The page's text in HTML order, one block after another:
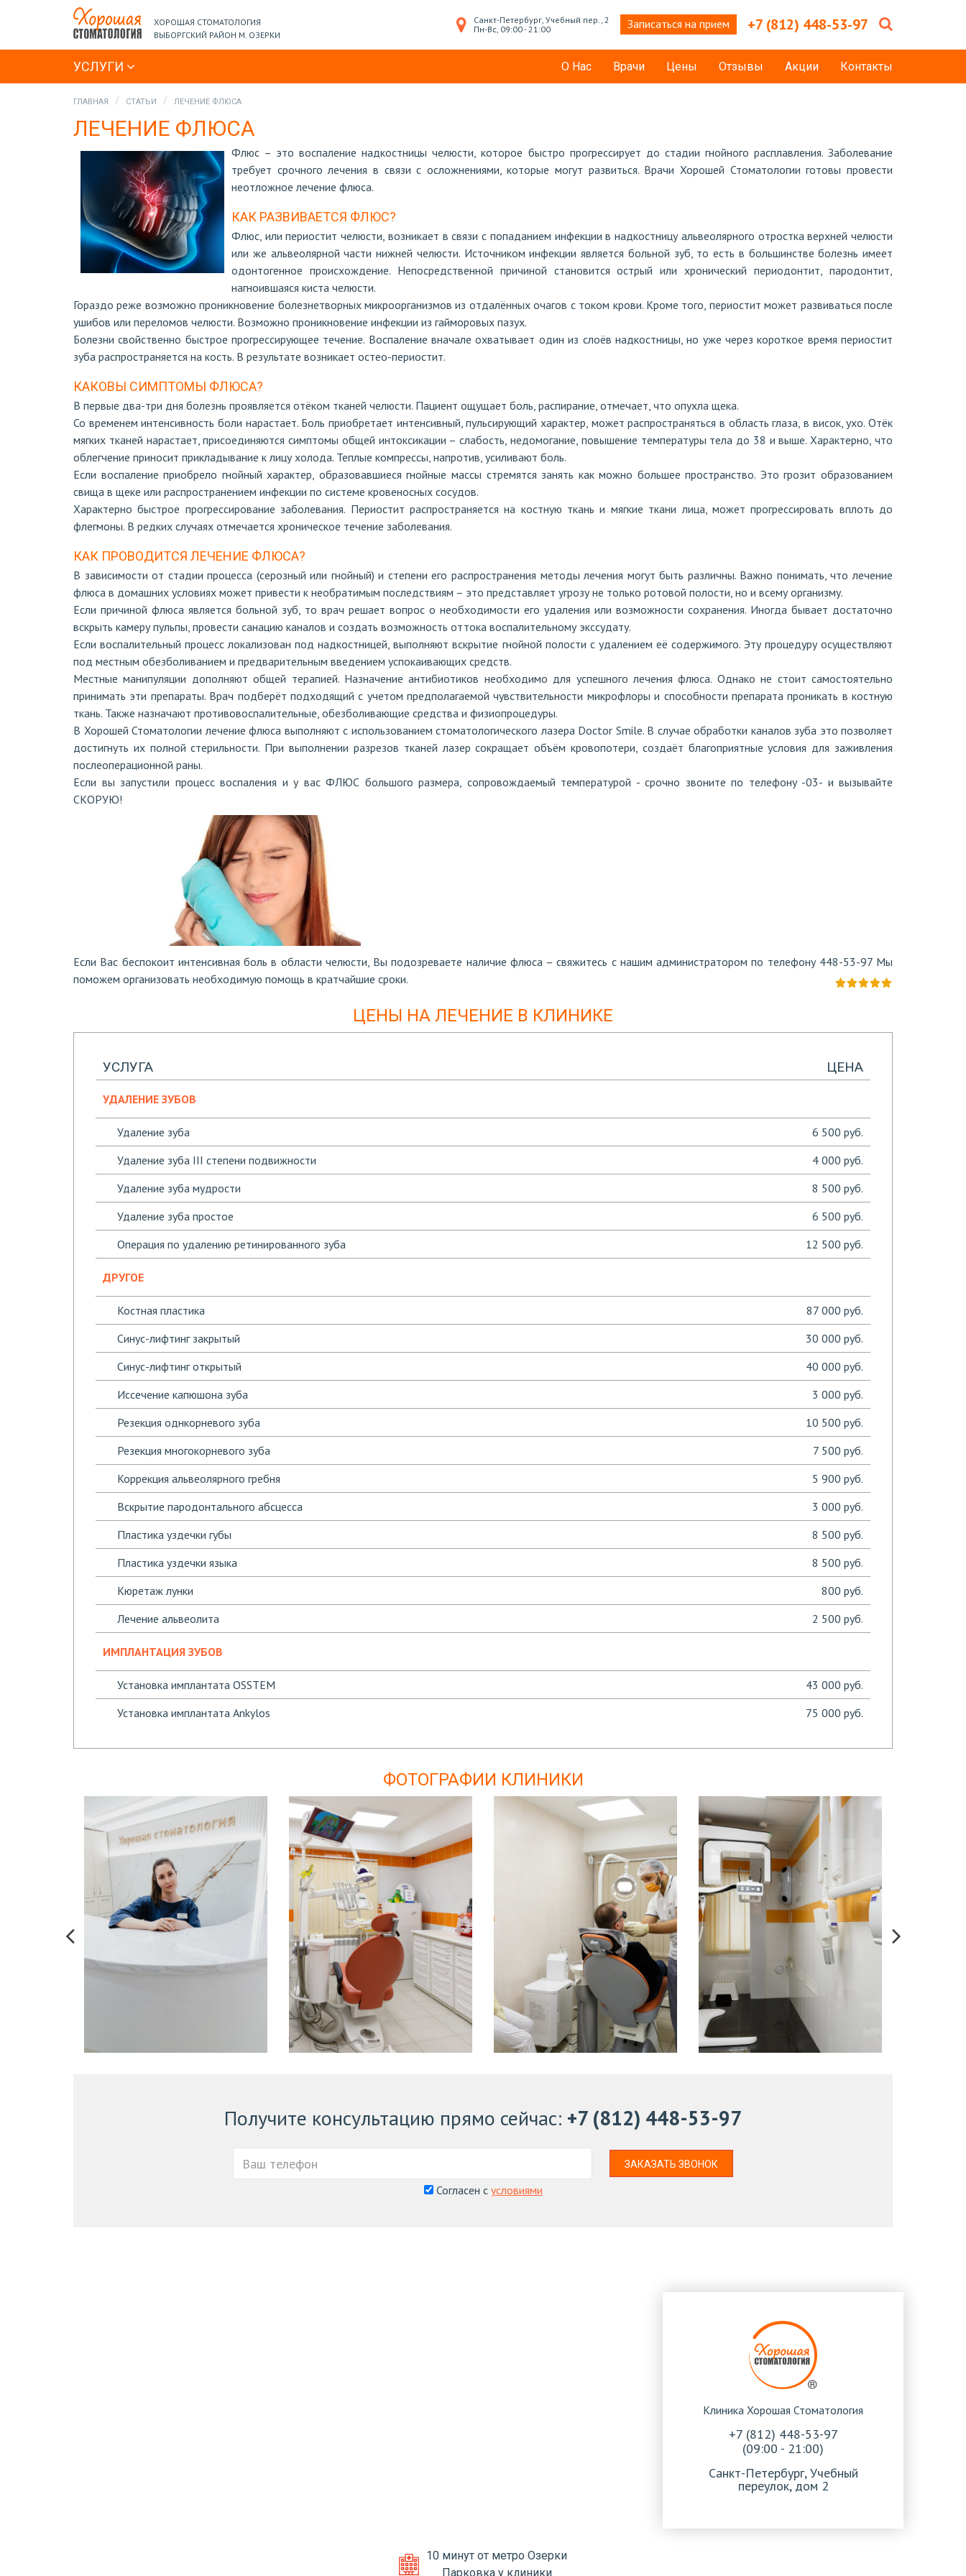
ХОРОШАЯ СТОМАТОЛОГИЯ
ВЫБОРГСКИЙ РАЙОН М. ОЗЕРКИ
Санкт-Петербург, Учебный пер., 2
Пн-Вс, 09:00 - 21:00
Записаться на прием +7 (812) 448-53-97
УСЛУГИ О Нас Врачи Цены Отзывы Акции Контакты
ГЛАВНАЯ СТАТЬИ ЛЕЧЕНИЕ ФЛЮСА
ЛЕЧЕНИЕ ФЛЮСА
Флюс – это воспаление надкостницы челюсти, которое быстро прогрессирует до стадии гнойного расплавления. Заболевание
требует срочного лечения в связи с осложнениями, которые могут развиться. Врачи Хорошей Стоматологии готовы провести
неотложное лечение флюса.
КАК РАЗВИВАЕТСЯ ФЛЮС?
Флюс, или периостит челюсти, возникает в связи с попаданием инфекции в надкостницу альвеолярного отростка верхней челюсти
или же альвеолярной части нижней челюсти. Источником инфекции является больной зуб, то есть в большинстве болезнь имеет
одонтогенное происхождение. Непосредственной причиной становится острый или хронический периодонтит, пародонтит,
нагноившаяся киста челюсти.
Гораздо реже возможно проникновение болезнетворных микроорганизмов из отдалённых очагов с током крови. Кроме того, периостит может развиваться после
ушибов или переломов челюсти. Возможно проникновение инфекции из гайморовых пазух.
Болезни свойственно быстрое прогрессирующее течение. Воспаление вначале охватывает один из слоёв надкостницы, но уже через короткое время периостит
зуба распространяется на кость. В результате возникает остео-периостит.
КАКОВЫ СИМПТОМЫ ФЛЮСА?
В первые два-три дня болезнь проявляется отёком тканей челюсти. Пациент ощущает боль, распирание, отмечает, что опухла щека.
Со временем интенсивность боли нарастает. Боль приобретает интенсивный, пульсирующий характер, может распространяться в область глаза, в висок, ухо. Отёк
мягких тканей нарастает, присоединяются симптомы общей интоксикации – слабость, недомогание, повышение температуры тела до 38 и выше. Характерно, что
облегчение приносит прикладывание к лицу холода. Теплые компрессы, напротив, усиливают боль.
Если воспаление приобрело гнойный характер, образовавшиеся гнойные массы стремятся занять как можно большее пространство. Это грозит образованием
свища в щеке или распространением инфекции по системе кровеносных сосудов.
Характерно быстрое прогрессирование заболевания. Периостит распространяется на костную ткань и мягкие ткани лица, может прогрессировать вплоть до
флегмоны. В редких случаях отмечается хроническое течение заболевания.
КАК ПРОВОДИТСЯ ЛЕЧЕНИЕ ФЛЮСА?
В зависимости от стадии процесса (серозный или гнойный) и степени его распространения методы лечения могут быть различны. Важно понимать, что лечение
флюса в домашних условиях может привести к необратимым последствиям – это представляет угрозу не только ротовой полости, но и всему организму.
Если причиной флюса является больной зуб, то врач решает вопрос о необходимости его удаления или возможности сохранения. Иногда бывает достаточно
вскрыть камеру пульпы, провести санацию каналов и создать возможность оттока воспалительному экссудату.
Если воспалительный процесс локализован под надкостницей, выполняют вскрытие гнойной полости с удалением её содержимого. Эту процедуру осуществляют
под местным обезболиванием и предварительным введением успокаивающих средств.
Местные манипуляции дополняют общей терапией. Назначение антибиотиков необходимо для успешного лечения флюса. Однако не стоит самостоятельно
принимать эти препараты. Врач подберёт подходящий с учетом предполагаемой чувствительности микрофлоры и способности препарата проникать в костную
ткань. Также назначают противовоспалительные, обезболивающие средства и физиопроцедуры.
В Хорошей Стоматологии лечение флюса выполняют с использованием стоматологического лазера Doctor Smile. В случае обработки каналов зуба это позволяет
достигнуть их полной стерильности. При выполнении разрезов тканей лазер сокращает объём кровопотери, создаёт благоприятные условия для заживления
послеоперационной раны.
Если вы запустили процесс воспаления и у вас ФЛЮС большого размера, сопровождаемый температурой - срочно звоните по телефону -03- и вызывайте
СКОРУЮ!
Если Вас беспокоит интенсивная боль в области челюсти, Вы подозреваете наличие флюса – свяжитесь с нашим администратором по телефону 448-53-97 Мы
поможем организовать необходимую помощь в кратчайшие сроки.
ЦЕНЫ НА ЛЕЧЕНИЕ В КЛИНИКЕ
УСЛУГА ЦЕНА
УДАЛЕНИЕ ЗУБОВ
Удаление зуба
6 500 руб.
Удаление зуба III степени подвижности
4 000 руб.
Удаление зуба мудрости
8 500 руб.
Удаление зуба простое
6 500 руб.
Операция по удалению ретинированного зуба
12 500 руб.
ДРУГОЕ
Костная пластика
87 000 руб.
Синус-лифтинг закрытый
30 000 руб.
Синус-лифтинг открытый
40 000 руб.
Иссечение капюшона зуба
3 000 руб.
Резекция однкорневого зуба
10 500 руб.
Резекция многокорневого зуба
7 500 руб.
Коррекция альвеолярного гребня
5 900 руб.
Вскрытие пародонтального абсцесса
3 000 руб.
Пластика уздечки губы
8 500 руб.
Пластика уздечки языка
8 500 руб.
Кюретаж лунки
800 руб.
Лечение альвеолита
2 500 руб.
ИМПЛАНТАЦИЯ ЗУБОВ
Установка имплантата OSSTEM
43 000 руб.
Установка имплантата Ankylos
75 000 руб.
ФОТОГРАФИИ КЛИНИКИ
Получите консультацию прямо сейчас: +7 (812) 448-53-97
телефон
ЗАКАЗАТЬ ЗВОНОК
Согласен с условиями
Клиника Хорошая Стоматология
+7 (812) 448-53-97
(09:00 - 21:00)
Санкт-Петербург, Учебный
переулок, дом 2
10 минут от метро Озерки
Парковка у клиники